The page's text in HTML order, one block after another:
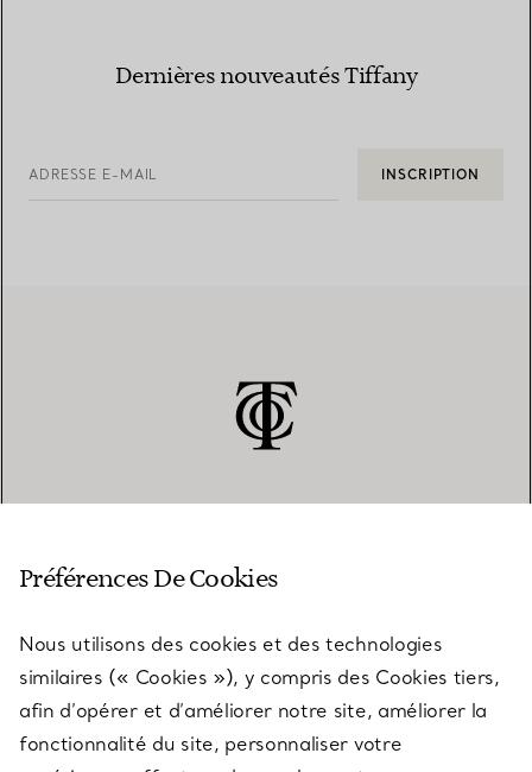
Dernières nouveautés Tiffany
ADRESSE E-MAIL INSCRIPTION
SERVICES
À PROPOS
Préférences De Cookies
Nous utilisons des cookies et des technologies
similaires (« Cookies »), y compris des Cookies tiers,
afin d’opérer et d’améliorer notre site, améliorer la
fonctionnalité du site, personnaliser votre